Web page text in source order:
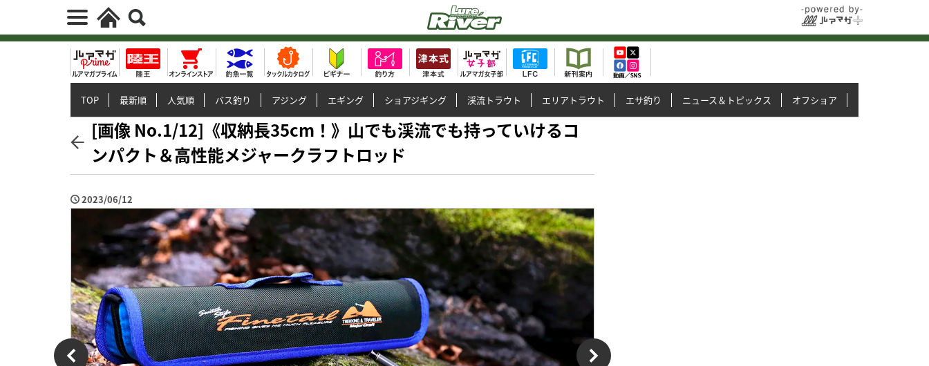
TOP 最新順 人気順 バス釣り アジング エギング ショアジギング 渓流トラウト エリアトラウト エサ釣り ニュース＆トピックス オフショア
[画像 No.1/12]《収納長35cm！》山でも渓流でも持っていけるコ
ンパクト＆高性能メジャークラフトロッド
2023/06/12